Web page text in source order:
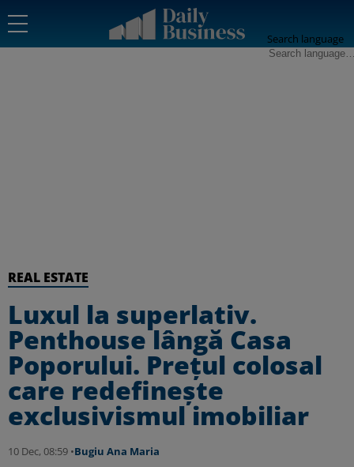
Search language
REAL ESTATE
Luxul la superlativ.
Penthouse lângă Casa
Poporului. Prețul colosal
care redefinește
exclusivismul imobiliar
10 Dec, 08:59 •Bugiu ⁠Ana Maria